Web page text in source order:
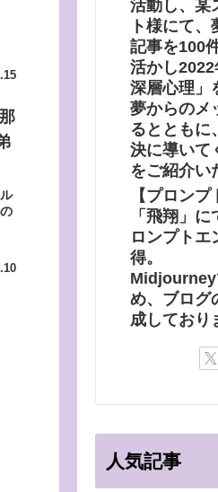
活動し、某
ト様にて
記事を100
活かし
深層心理」
夢からのメ
るとともに
決に導いて
をご紹介い
【プロンプ
「飛翔」
ロンプトエ
得。
Midjourney
め、ブログ
成しており
人気記事